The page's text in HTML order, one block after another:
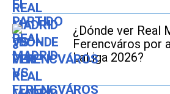
¿Dónde ver Real
Ferencváros por
LaLiga 2026?